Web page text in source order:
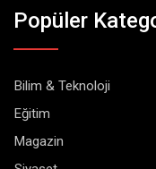
Popüler
Bilim & Teknoloji
Eğitim
Magazin